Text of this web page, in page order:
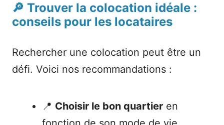
🔎 Trouver la colocation idéale :
conseils pour les locataires
Rechercher une colocation peut être un
défi. Voici nos recommandations :
📍 Choisir le bon quartier en